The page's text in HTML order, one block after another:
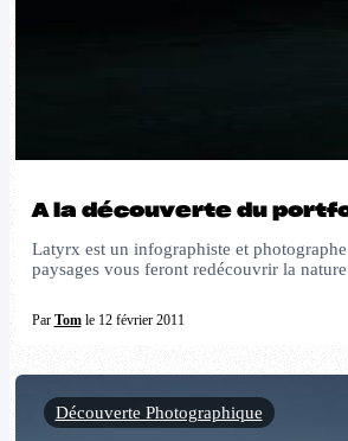
A la découverte du
Latyrx est un infographiste et
paysages vous feront redécouvrir la
Par Tomle 12 février 2011
Découverte Photographique